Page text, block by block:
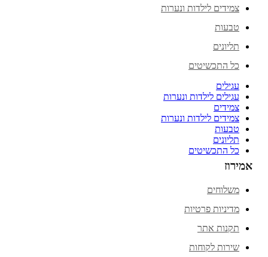
צמידים לילדות ונערות
טבעות
תליונים
כל התכשיטים
עגילים
עגילים לילדות ונערות
צמידים
צמידים לילדות ונערות
טבעות
תליונים
כל התכשיטים
אמירוז
משלוחים
מדיניות פרטיות
תקנות אתר
שירות לקוחות